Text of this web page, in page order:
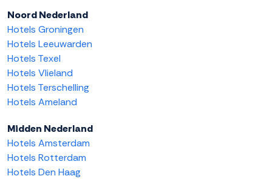
Noord Nederland
Hotels Groningen
Hotels Leeuwarden
Hotels Texel
Hotels Vlieland
Hotels Terschelling
Hotels Ameland
Midden Nederland
Hotels Amsterdam
Hotels Rotterdam
Hotels Den Haag